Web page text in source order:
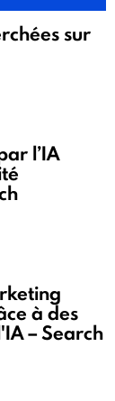
sur
l’IA
à des
– Search